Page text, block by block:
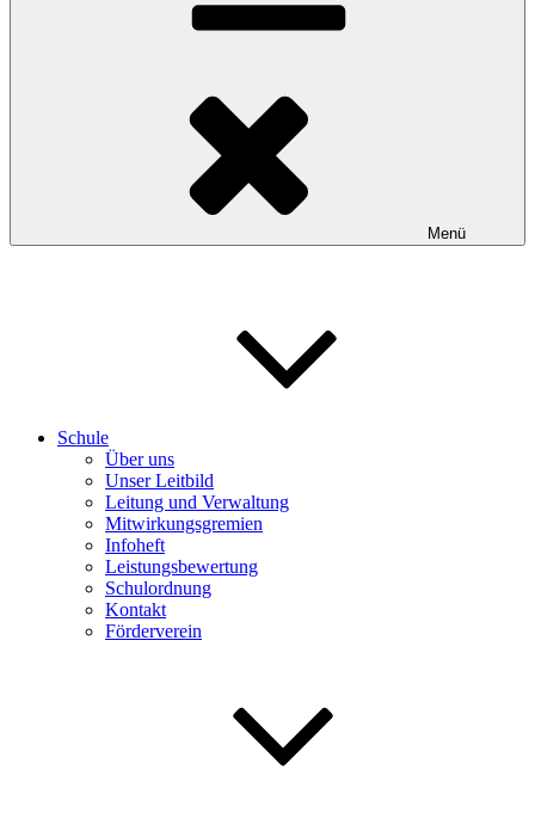
Menü
Schule
Über uns
Unser Leitbild
Leitung und Verwaltung
Mitwirkungsgremien
Infoheft
Leistungsbewertung
Schulordnung
Kontakt
Förderverein